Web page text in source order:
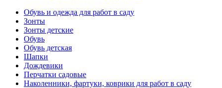
Обувь и одежда для работ в саду
Зонты
Зонты детские
Обувь
Обувь детская
Шапки
Дождевики
Перчатки садовые
Наколенники, фартуки, коврики для работ в саду